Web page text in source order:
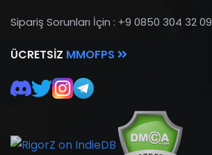
Sipariş Sorunları İçin : +9 0850 304 32 09
ÜCRETSIZ MMOFPS